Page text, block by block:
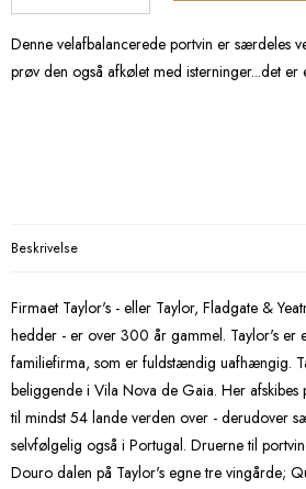
Denne velafbalancerede portvin er særdeles
prøv den også afkølet med isterninger...det er
Beskrivelse
Firmaet Taylor's - eller Taylor, Fladgate &
hedder - er over 300 år gammel. Taylor's er
familiefirma, som er fuldstændig uafhængig.
beliggende i Vila Nova de Gaia. Her afskibes
til mindst 54 lande verden over - derudover
selvfølgelig også i Portugal. Druerne til
Douro dalen på Taylor's egne tre vingårde;